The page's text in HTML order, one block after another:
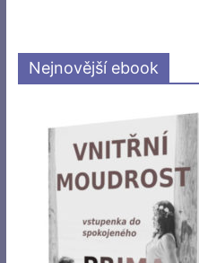
Nejnovější ebook